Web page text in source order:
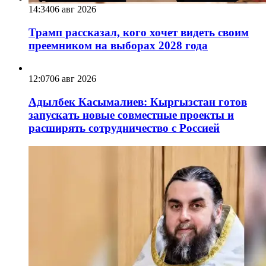
14:3406 авг 2026
Трамп рассказал, кого хочет видеть своим
преемником на выборах 2028 года
12:0706 авг 2026
Адылбек Касымалиев: Кыргызстан готов
запускать новые совместные проекты и
расширять сотрудничество с Россией